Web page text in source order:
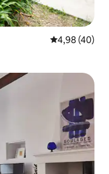
Évaluation
4,98 (40)